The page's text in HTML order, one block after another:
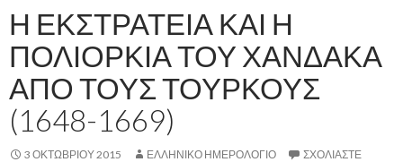
Η ΕΚΣΤΡΑΤΕΙΑ ΚΑΙ Η
ΠΟΛΙΟΡΚΙΑ ΤΟΥ ΧΑΝΔΑΚΑ
ΑΠΟ ΤΟΥΣ ΤΟΥΡΚΟΥΣ
(1648-1669)
3 ΟΚΤΩΒΡΊΟΥ 2015 ΕΛΛΗΝΙΚΟ ΗΜΕΡΟΛΟΓΙΟ ΣΧΟΛΙΆΣΤΕ